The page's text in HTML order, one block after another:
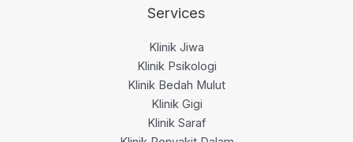
Services
Klinik Jiwa
Klinik Psikologi
Klinik Bedah Mulut
Klinik Gigi
Klinik Saraf